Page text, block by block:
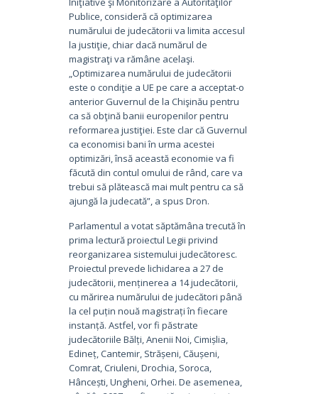
Publice, consideră că optimizarea
numărului de judecătorii va limita accesul
la justiţie, chiar dacă numărul de
magistraţi va rămâne acelaşi.
„Optimizarea numărului de judecătorii
este o condiţie a UE pe care a acceptat-o
anterior Guvernul de la Chişinău pentru
ca să obţină banii europenilor pentru
reformarea justiţiei. Este clar că Guvernul
ca economisi bani în urma acestei
optimizări, însă această economie va fi
făcută din contul omului de rând, care va
trebui să plătească mai mult pentru ca să
ajungă la judecată”, a spus Dron.
Parlamentul a votat săptămâna trecută în
prima lectură proiectul Legii privind
reorganizarea sistemului judecătoresc.
Proiectul prevede lichidarea a 27 de
judecătorii, menținerea a 14 judecătorii,
cu mărirea numărului de judecători până
la cel puțin nouă magistrați în fiecare
instanță. Astfel, vor fi păstrate
judecătoriile Bălți, Anenii Noi, Cimișlia,
Edineț, Cantemir, Strășeni, Căușeni,
Comrat, Criuleni, Drochia, Soroca,
Hâncești, Ungheni, Orhei. De asemenea,